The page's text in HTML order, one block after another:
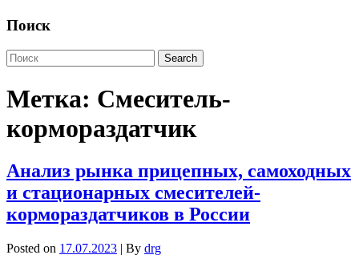
Поиск
Метка: Смеситель-
кормораздатчик
Анализ рынка прицепных, самоходных
и стационарных смесителей-
кормораздатчиков в России
Posted on 17.07.2023 | By drg